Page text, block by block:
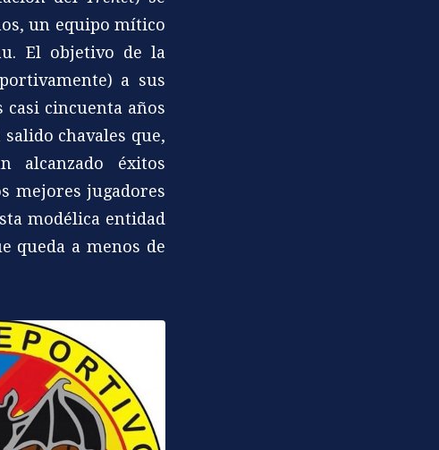
un equipo mítico
El objetivo de la
a sus
cincuenta años
chavales que,
alcanzado éxitos
mejores jugadores
modélica entidad
queda a menos de